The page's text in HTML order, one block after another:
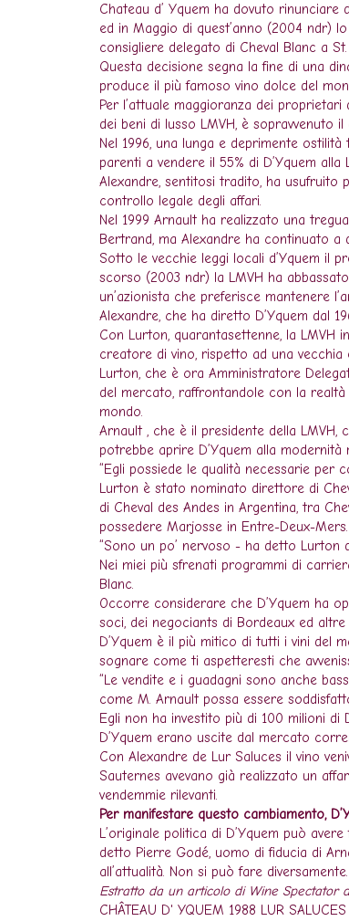
Chateau d’ Yquem ha dovuto
ed in Maggio di quest’anno (2004 ndr)
consigliere delegato di Cheval Blanc a St.
Questa decisione segna la fine di una
produce il più famoso vino dolce del
Per l’attuale maggioranza dei
dei beni di lusso LMVH, è sopravvenuto
Nel 1996, una lunga e deprimente
parenti a vendere il 55% di D’Yquem alla
Alexandre, sentitosi tradito, ha usufruito
controllo legale degli affari.
Nel 1999 Arnault ha realizzato una
Bertrand, ma Alexandre ha continuato a
Sotto le vecchie leggi locali d’Yquem il
scorso (2003 ndr) la LMVH ha
un’azionista che preferisce mantenere
Alexandre, che ha diretto D’Yquem dal
Con Lurton, quarantasettenne, la LMVH
creatore di vino, rispetto ad una vecchia
Lurton, che è ora Amministratore
del mercato, raffrontandole con la
mondo.
Arnault , che è il presidente della LMVH,
potrebbe aprire D’Yquem alla
“Egli possiede le qualità necessarie per
Lurton è stato nominato direttore di
di Cheval des Andes in Argentina, tra
possedere Marjosse in Entre-Deux-Mers.
“Sono un po’ nervoso - ha detto Lurton
Nei miei più sfrenati programmi di
Blanc.
Occorre considerare che D’Yquem ha
soci, dei negociants di Bordeaux ed altre
D’Yquem è il più mitico di tutti i vini del
sognare come ti aspetteresti che
“Le vendite e i guadagni sono anche
come M. Arnault possa essere
Egli non ha investito più di 100 milioni
D’Yquem erano uscite dal mercato
Con Alexandre de Lur Saluces il vino
Sauternes avevano già realizzato un
vendemmie rilevanti.
Per manifestare questo cambiamento,
L’originale politica di D’Yquem può
detto Pierre Godé, uomo di fiducia di
all’attualità. Non si può fare diversamente.
Estratto da un articolo di Wine Spectator
CHÂTEAU D' YQUEM 1988 LUR SALUCES